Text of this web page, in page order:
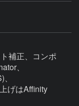
補正、コンポ
、
げはAffinity